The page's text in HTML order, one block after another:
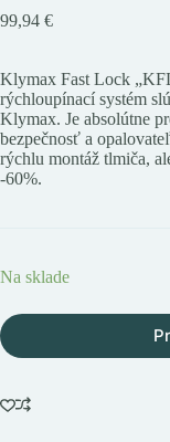
99,94 €
Klymax Fast Lock
rýchloupínací systém
Klymax. Je absolútne
bezpečnosť a
rýchlu montáž tlmiča,
-60%.
Na sklade